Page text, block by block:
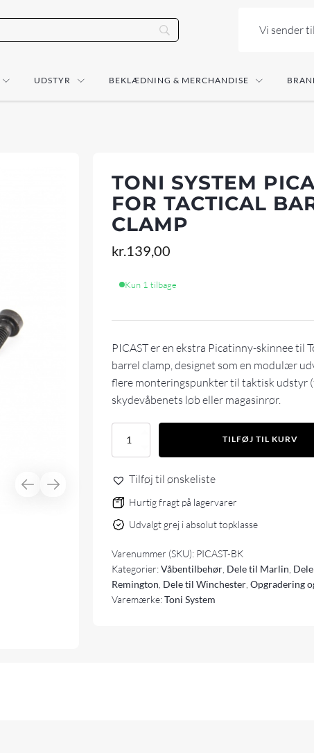
Vi sender
UDSTYR BEKLÆDNING & MERCHANDISE
TONI SYSTEM
FOR TACTICAL
CLAMP
kr. 139,00
Kun 1 tilbage
PICAST er en ekstra Picatinny-skinnee til
barrel clamp, designet som en modulær
flere monteringspunkter til taktisk udstyr
skydevåbenets løb eller magasinrør.
for
Tactical
barrel
antal
TILFØJ TIL KURV
Tilføj til ønskeliste
Hurtig fragt på lagervarer
Udvalgt grej i absolut topklasse
Varenummer (SKU): PICAST-BK
Kategorier:Våbentilbehør Dele til Marlin
Remington Dele til Winchester ,Opgradering
Varemærke:Toni System